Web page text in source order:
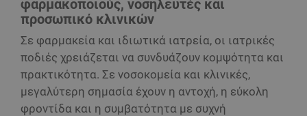
φαρμακοποιούς, νοσηλευτές και
προσωπικό κλινικών
Σε φαρμακεία και ιδιωτικά ιατρεία, οι ιατρικές
ποδιές χρειάζεται να συνδυάζουν κομψότητα και
πρακτικότητα. Σε νοσοκομεία και κλινικές,
μεγαλύτερη σημασία έχουν η αντοχή, η εύκολη
φροντίδα και η συμβατότητα με συχνή